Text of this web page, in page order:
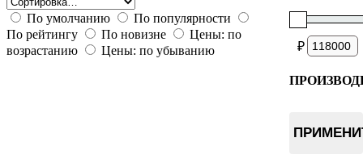
По умолчанию
По популярности
По рейтингу
По новизне
Цены: по
возрастанию
Цены: по убыванию ₽